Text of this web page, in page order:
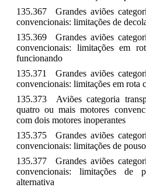
135.367 Grandes aviões
convencionais: limitações de
135.369 Grandes aviões
convencionais: limitações em
funcionando
135.371 Grandes aviões
convencionais: limitações em rota
135.373 Aviões categoria
quatro ou mais motores
com dois motores inoperantes
135.375 Grandes aviões
convencionais: limitações de
135.377 Grandes aviões
convencionais: limitações de
alternativa